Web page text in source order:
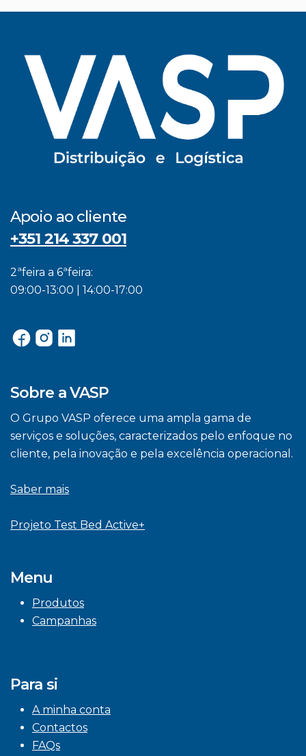
Apoio ao cliente
+351 214 337 001
2ªfeira a 6ªfeira:
09:00-13:00 | 14:00-17:00
Sobre a VASP
O Grupo VASP oferece uma ampla gama de
serviços e soluções, caracterizados pelo enfoque no
cliente, pela inovação e pela excelência operacional.
Saber mais
Projeto Test Bed Active+
Menu
Produtos
Campanhas
Para si
A minha conta
Contactos
FAQs